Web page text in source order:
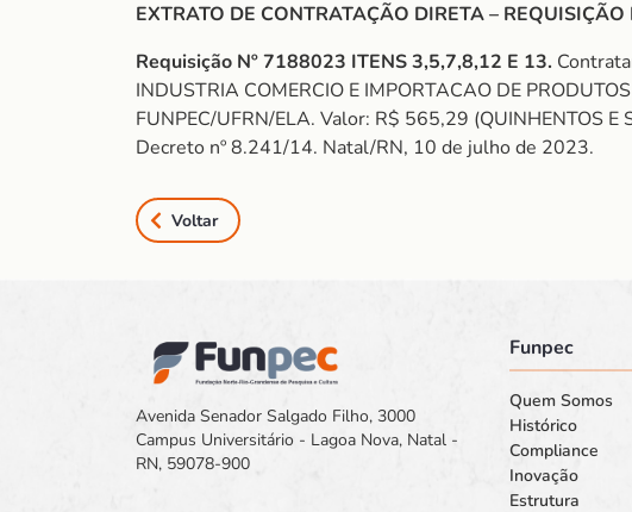
EXTRATO DE CONTRATAÇÃO DIRETA –
Requisição Nº 7188023 ITENS 3,5,7,8,12 E 13.
INDUSTRIA COMERCIO E IMPORTACAO DE
FUNPEC/UFRN/ELA. Valor: R$ 565,29 (QUINHENTOS E
Decreto nº 8.241/14. Natal/RN, 10 de julho de 2023.
Voltar
Avenida Senador Salgado Filho, 3000
Campus Universitário - Lagoa Nova, Natal -
RN, 59078-900
Funpec
Quem Somos
Histórico
Compliance
Inovação
Estrutura